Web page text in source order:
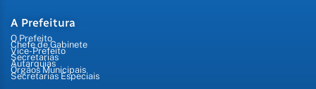
A Prefeitura
O Prefeito
Chefe de Gabinete
Vice-Prefeito
Secretarias
Autarquias
Órgãos Municipais
Secretarias Especiais